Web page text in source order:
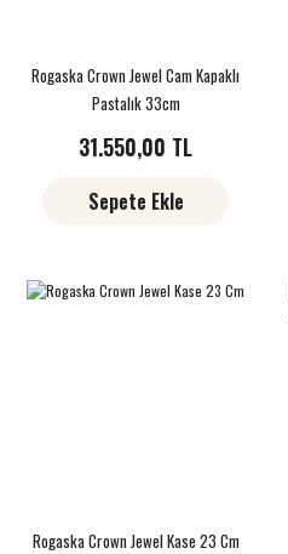
Rogaska Crown Jewel Cam Kapaklı
Pastalık 33cm
31.550,00 TL
Sepete Ekle
Rogaska Crown Jewel Kase 23 Cm